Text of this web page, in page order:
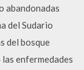
abandonadas
del Sudario
del bosque
las enfermedades